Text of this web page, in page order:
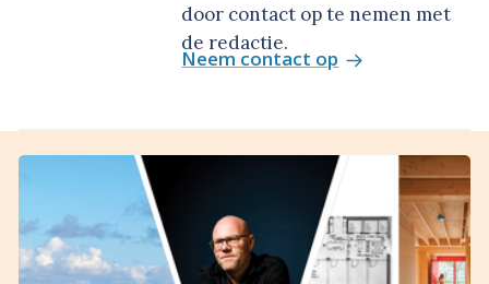
door contact op te nemen met
de redactie.
Neem contact op